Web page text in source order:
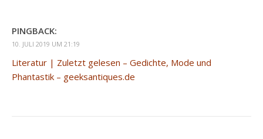
PINGBACK:
10. JULI 2019 UM 21:19
Literatur | Zuletzt gelesen – Gedichte, Mode und
Phantastik – geeksantiques.de